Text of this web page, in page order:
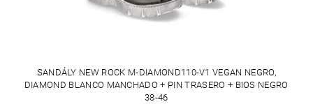
SANDÁLY NEW ROCK M-DIAMOND110-V1 VEGAN NEGRO,
DIAMOND BLANCO MANCHADO + PIN TRASERO + BIOS NEGRO
38-46